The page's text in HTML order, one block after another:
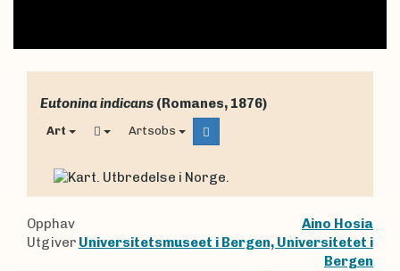
Eutonina indicans (Romanes, 1876)
Art Artsobs
Opphav
Aino Hosia
Utgiver Universitetsmuseet i Bergen, Universitetet i
Bergen